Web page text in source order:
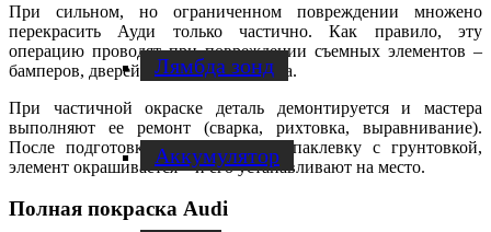
Лямбда зонд
Аккумулятор
При сильном, но ограниченном повреждении множено
перекрасить Ауди только частично. Как правило, эту
операцию проводят при повреждении съемных элементов –
бамперов, дверей, крышек багажника.
При частичной окраске деталь демонтируется и мастера
выполняют ее ремонт (сварка, рихтовка, выравнивание).
После подготовки, включающей шпаклевку с грунтовкой,
элемент окрашивается – и его устанавливают на место.
Полная покраска Audi